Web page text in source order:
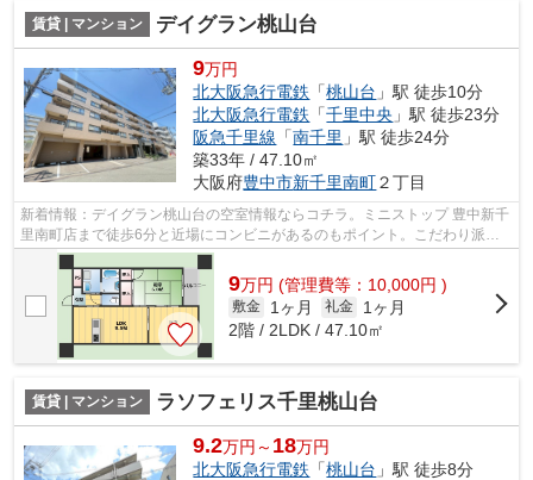
賃貸 | マンション デイグラン桃山台
9万円
北大阪急行電鉄 「桃山台 」駅 徒歩10分
北大阪急行電鉄 「千里中央 」駅 徒歩23分
阪急千里線 「南千里 」駅 徒歩24分
築33年 / 47.10㎡
大阪府豊中市新千里南町２丁目
新着情報：デイグラン桃山台の空室情報ならコチラ。ミニストップ 豊中新千
里南町店まで徒歩6分と近場にコンビニがあるのもポイント。こだわり派も
満足できるデザイナーズマンションで...
9万円 (管理費等：10,000円 )
敷金 1ヶ月 礼金
1ヶ月
2階 / 2LDK / 47.10㎡
賃貸 | マンション ラソフェリス千里桃山台
9.2万円～ 18万円
北大阪急行電鉄 「桃山台 」駅 徒歩8分